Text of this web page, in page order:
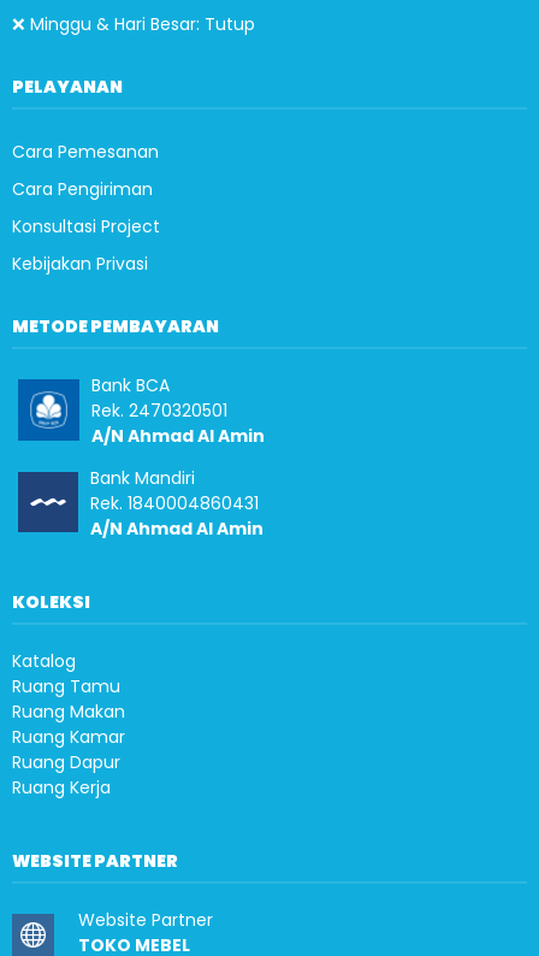
❌ Minggu & Hari Besar: Tutup
PELAYANAN
Cara Pemesanan
Cara Pengiriman
Konsultasi Project
Kebijakan Privasi
METODE PEMBAYARAN
Bank BCA
Rek. 2470320501
A/N Ahmad Al Amin
Bank Mandiri
Rek. 1840004860431
A/N Ahmad Al Amin
KOLEKSI
Katalog
Ruang Tamu
Ruang Makan
Ruang Kamar
Ruang Dapur
Ruang Kerja
WEBSITE PARTNER
Website Partner
TOKO MEBEL